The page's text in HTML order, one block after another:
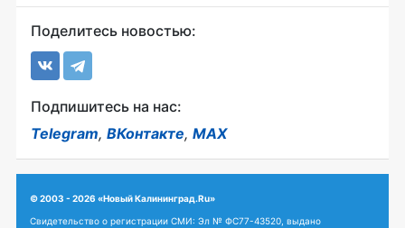
Поделитесь новостью:
Подпишитесь на нас:
Telegram, ВКонтакте, MAX
© 2003 - 2026 «Новый Калининград.Ru»
Свидетельство о регистрации СМИ: Эл № ФС77-43520, выдано